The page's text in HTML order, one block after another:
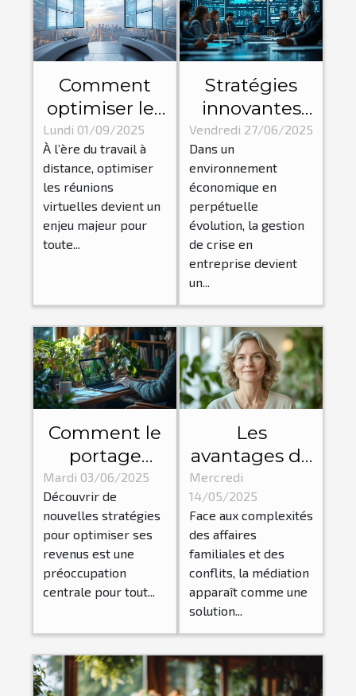
Comment
optimiser les
réunions
virtuelles
pour
maximiser la
productivité?
Lundi 01/09/2025
À l’ère du travail à
distance, optimiser
les réunions
virtuelles devient un
enjeu majeur pour
toute...
Stratégies
innovantes
pour une
gestion de
crise efficace
en entreprise
Vendredi 27/06/2025
Dans un
environnement
économique en
perpétuelle
évolution, la gestion
de crise en
entreprise devient
un...
Comment le
portage
salarial peut
augmenter
vos revenus
de freelance
Mardi 03/06/2025
Découvrir de
nouvelles stratégies
pour optimiser ses
revenus est une
préoccupation
centrale pour tout...
Les
avantages de
consulter un
spécialiste en
médiation et
droit familial
Mercredi
14/05/2025
Face aux complexités
des affaires
familiales et des
conflits, la médiation
apparaît comme une
solution...